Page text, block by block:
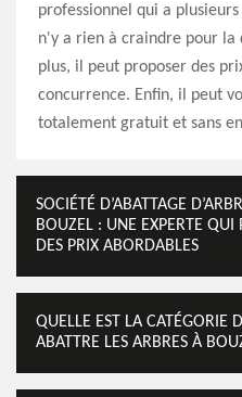
professionnel qui a
n'y a rien à craindre pour la
plus, il peut proposer des
concurrence. Enfin, il peut
totalement gratuit et sans
SOCIÉTÉ D’ABATTAGE
BOUZEL : UNE EXPERTE QUI
DES PRIX ABORDABLES
QUELLE EST LA CATÉGORIE
ABATTRE LES ARBRES À